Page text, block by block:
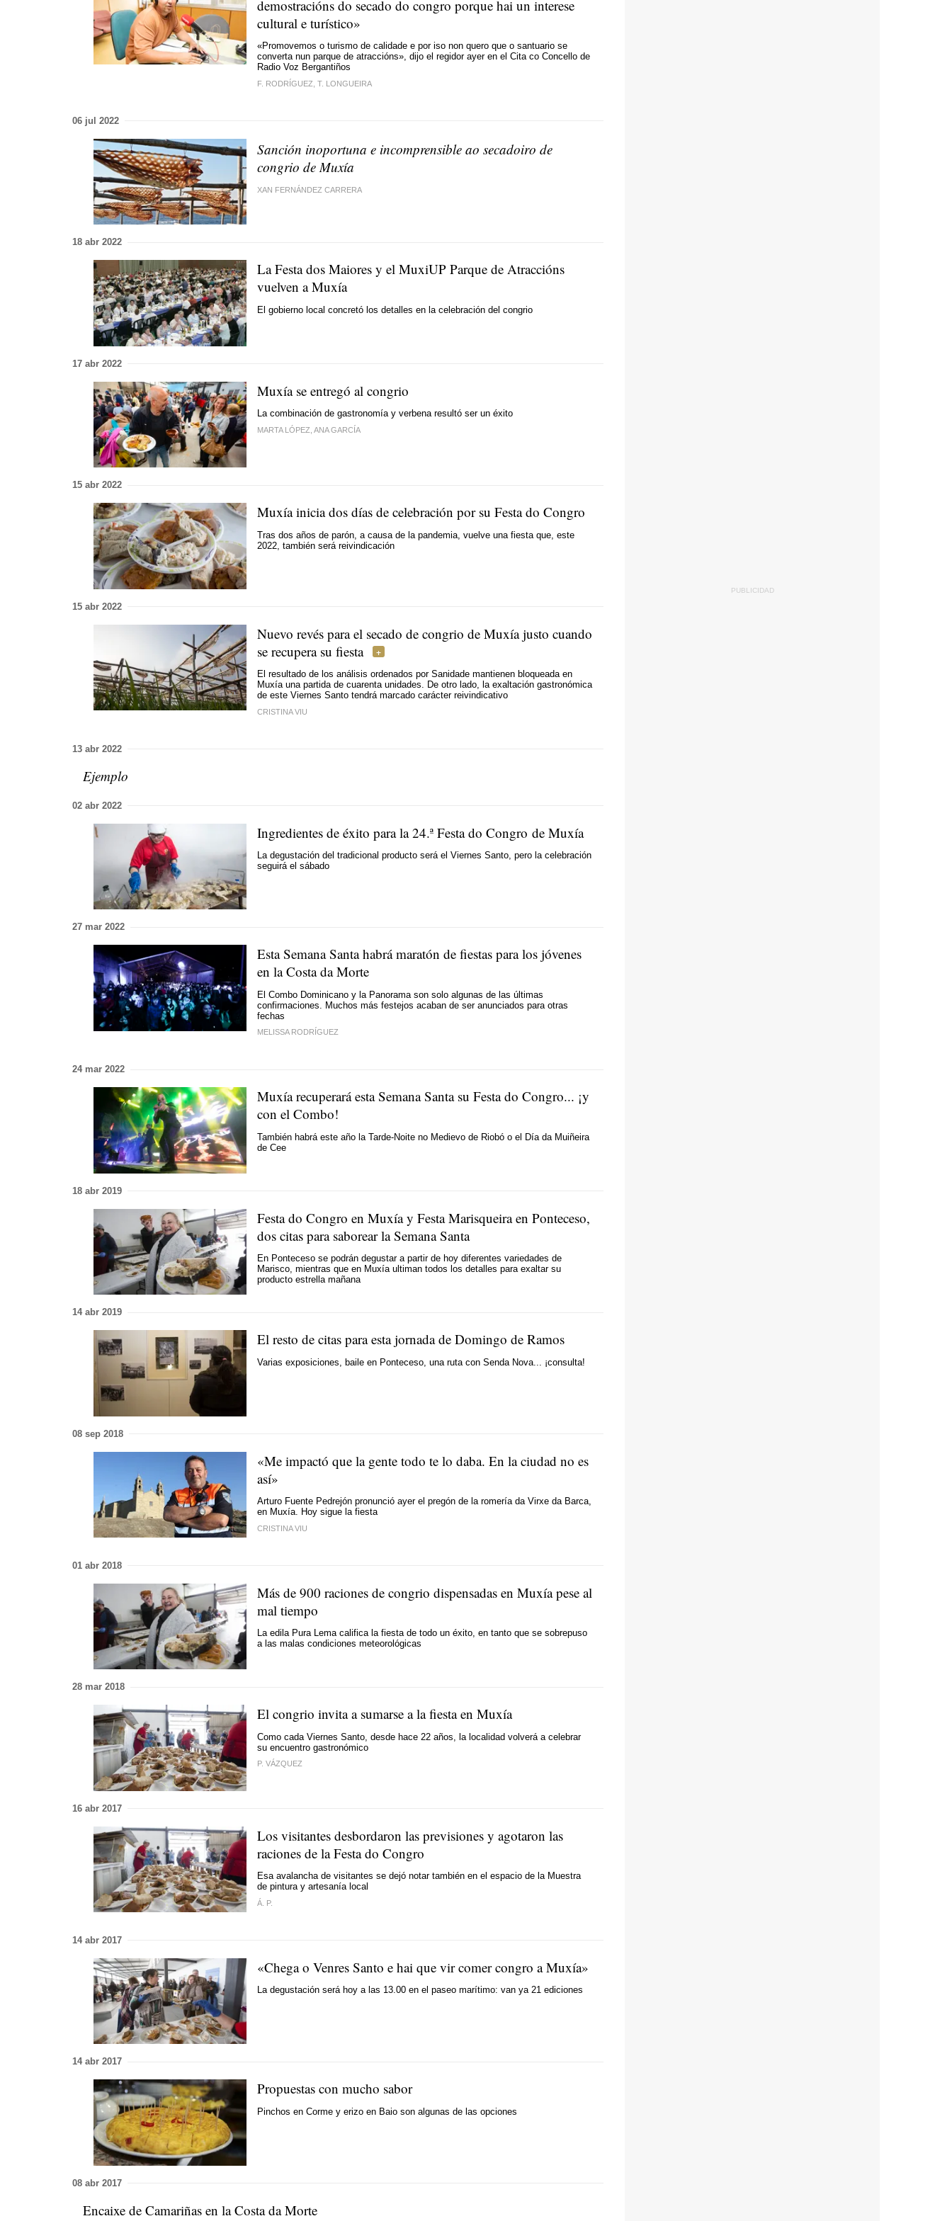
demostracións do secado do congro porque hai un interese
cultural e turístico»
«Promovemos o turismo de calidade e por iso non quero que o santuario se
converta nun parque de atraccións», dijo el regidor ayer en el Cita co Concello de
Radio Voz Bergantiños
F. RODRÍGUEZ, T. LONGUEIRA
06 jul 2022
Sanción inoportuna e incomprensible ao secadoiro de
congrio de Muxía
XAN FERNÁNDEZ CARRERA
18 abr 2022
La Festa dos Maiores y el MuxiUP Parque de Atraccións
vuelven a Muxía
El gobierno local concretó los detalles en la celebración del congrio
17 abr 2022
Muxía se entregó al congrio
La combinación de gastronomía y verbena resultó ser un éxito
MARTA LÓPEZ, ANA GARCÍA
15 abr 2022
Muxía inicia dos días de celebración por su Festa do Congro
Tras dos años de parón, a causa de la pandemia, vuelve una fiesta que, este
2022, también será reivindicación
15 abr 2022
Nuevo revés para el secado de congrio de Muxía justo cuando
se recupera su fiesta
El resultado de los análisis ordenados por Sanidade mantienen bloqueada en
Muxía una partida de cuarenta unidades. De otro lado, la exaltación gastronómica
de este Viernes Santo tendrá marcado carácter reivindicativo
CRISTINA VIU
13 abr 2022
Ejemplo
02 abr 2022
Ingredientes de éxito para la 24.ª Festa do Congro de Muxía
La degustación del tradicional producto será el Viernes Santo, pero la celebración
seguirá el sábado
27 mar 2022
Esta Semana Santa habrá maratón de fiestas para los jóvenes
en la Costa da Morte
El Combo Dominicano y la Panorama son solo algunas de las últimas
confirmaciones. Muchos más festejos acaban de ser anunciados para otras
fechas
MELISSA RODRÍGUEZ
24 mar 2022
Muxía recuperará esta Semana Santa su Festa do Congro... ¡y
con el Combo!
También habrá este año la Tarde-Noite no Medievo de Riobó o el Día da Muiñeira
de Cee
18 abr 2019
Festa do Congro en Muxía y Festa Marisqueira en Ponteceso,
dos citas para saborear la Semana Santa
En Ponteceso se podrán degustar a partir de hoy diferentes variedades de
Marisco, mientras que en Muxía ultiman todos los detalles para exaltar su
producto estrella mañana
14 abr 2019
El resto de citas para esta jornada de Domingo de Ramos
Varias exposiciones, baile en Ponteceso, una ruta con Senda Nova... ¡consulta!
08 sep 2018
«Me impactó que la gente todo te lo daba. En la ciudad no es
así»
Arturo Fuente Pedrejón pronunció ayer el pregón de la romería da Virxe da Barca,
en Muxía. Hoy sigue la fiesta
CRISTINA VIU
01 abr 2018
Más de 900 raciones de congrio dispensadas en Muxía pese al
mal tiempo
La edila Pura Lema califica la fiesta de todo un éxito, en tanto que se sobrepuso
a las malas condiciones meteorológicas
28 mar 2018
El congrio invita a sumarse a la fiesta en Muxía
Como cada Viernes Santo, desde hace 22 años, la localidad volverá a celebrar
su encuentro gastronómico
P. VÁZQUEZ
16 abr 2017
Los visitantes desbordaron las previsiones y agotaron las
raciones de la Festa do Congro
Esa avalancha de visitantes se dejó notar también en el espacio de la Muestra
de pintura y artesanía local
Á. P.
14 abr 2017
«Chega o Venres Santo e hai que vir comer congro a Muxía»
La degustación será hoy a las 13.00 en el paseo marítimo: van ya 21 ediciones
14 abr 2017
Propuestas con mucho sabor
Pinchos en Corme y erizo en Baio son algunas de las opciones
08 abr 2017
Encaixe de Camariñas en la Costa da Morte